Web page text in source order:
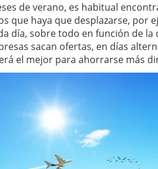
de verano, es habitual
que haya que desplazarse, por
día, sobre todo en función de
sacan ofertas, en días
el mejor para ahorrarse más